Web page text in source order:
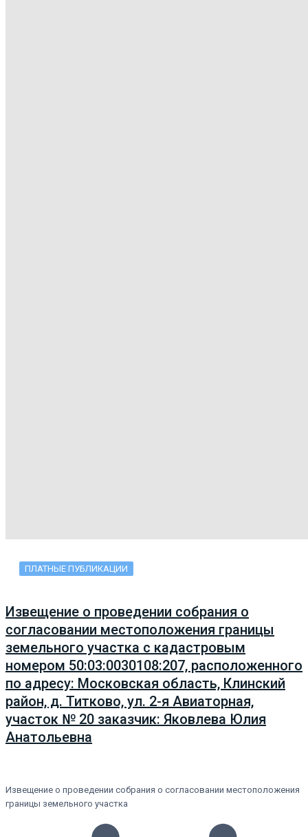
ПЛАТНЫЕ ПУБЛИКАЦИИ
Извещение о проведении собрания о
согласовании местоположения границы
земельного участка с кадастровым
номером 50:03:0030108:207, расположенного
по адресу: Московская область, Клинский
район, д. Титково, ул. 2-я Авиаторная,
участок № 20 заказчик: Яковлева Юлия
Анатольевна
Извещение о проведении собрания о согласовании местоположения
границы земельного участка